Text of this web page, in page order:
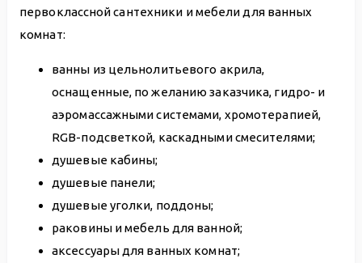
первоклассной сантехники и мебели для ванных
комнат:
ванны из цельнолитьевого акрила,
оснащенные, по желанию заказчика, гидро- и
аэромассажными системами, хромотерапией,
RGB-подсветкой, каскадными смесителями;
душевые кабины;
душевые панели;
душевые уголки, поддоны;
раковины и мебель для ванной;
аксессуары для ванных комнат;